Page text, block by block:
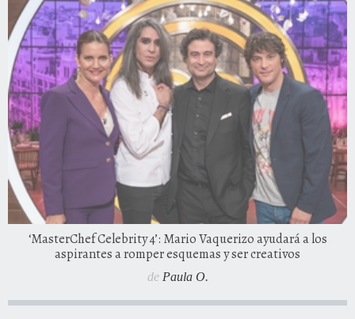
‘MasterChef Celebrity 4’: Mario Vaquerizo ayudará a los
aspirantes a romper esquemas y ser creativos
de Paula O.